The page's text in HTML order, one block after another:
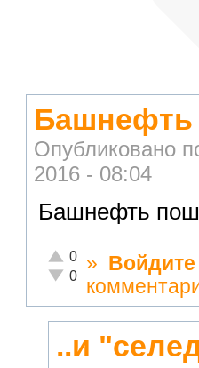
Башнефть
Опубликовано
2016 - 08:04
Башнефть
Отлично!
0
Неадекватно!
0
» Войдите
..и